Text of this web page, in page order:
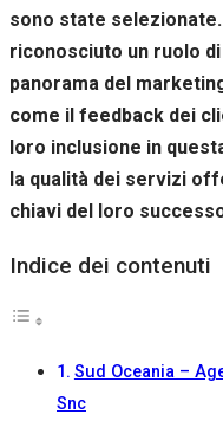
sono state
riconosciuto un ruolo
panorama del
come il feedback dei
loro inclusione in
la qualità dei servizi
chiavi del loro
Indice dei contenuti
Sud Oceania –
Snc
sito non
disponibili.
Marketing
Condividendo i
tuoi interessi e il
tuo
nostro sito,
possibilità di
e offerte
personalizzati.